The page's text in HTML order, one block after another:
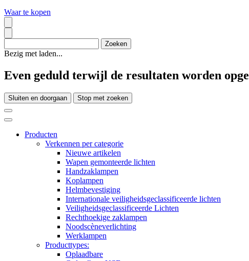
Waar te kopen
Bezig met laden...
Even geduld terwijl de resultaten worden
Sluiten en doorgaan Stop met zoeken
Producten
Verkennen per categorie
Nieuwe artikelen
Wapen gemonteerde lichten
Handzaklampen
Koplampen
Helmbevestiging
Internationale veiligheidsgeclassificeerde lichten
Veiligheidsgeclassificeerde Lichten
Rechthoekige zaklampen
Noodscèneverlichting
Werklampen
Producttypes:
Oplaadbare